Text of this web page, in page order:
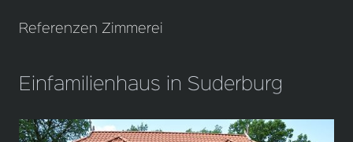
Referenzen Zimmerei
Einfamilienhaus in Suderburg